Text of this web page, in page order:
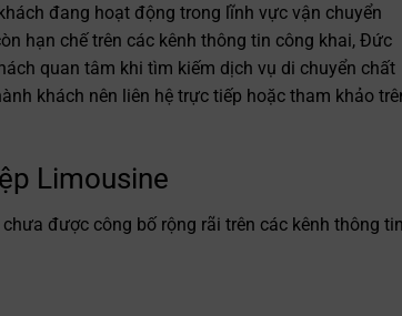
đang hoạt động trong lĩnh vực vận chuyển
hạn chế trên các kênh thông tin công khai, Đức
quan tâm khi tìm kiếm dịch vụ di chuyển chất
khách nên liên hệ trực tiếp hoặc tham khảo
Limousine
được công bố rộng rãi trên các kênh thông